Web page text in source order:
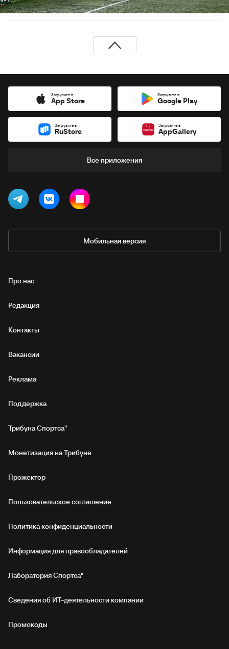
Загрузите в
App Store
Загрузите в
Google Play
Загрузите в
RuStore
Загрузите в
AppGallery
Все приложения
Мобильная версия
Про нас
Редакция
Контакты
Вакансии
Реклама
Поддержка
Трибуна Спортса"
Монетизация на Трибуне
Прожектор
Пользовательское соглашение
Политика конфиденциальности
Информация для правообладателей
Лаборатория Спортса"
Сведения об ИТ‑деятельности компании
Промокоды